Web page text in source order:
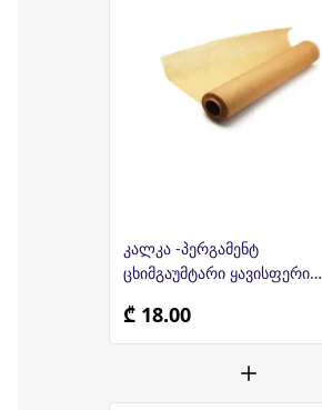
კალკა -პერგამენტ
ცხიმგაუმტარი ყავისფერი
₾ 18.00